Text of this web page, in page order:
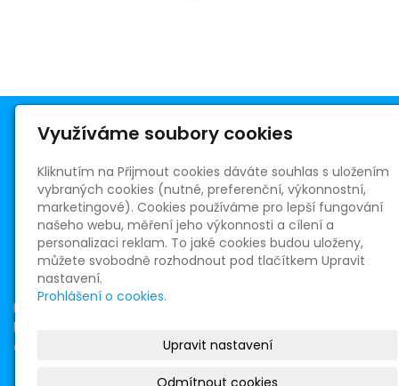
Římskokatolická farnost Telnice
Masarykovo nám. 5
664 59 Telnice
R. D. ICLic. Oldřich Chocholáč, farář
+420 730 526 726
oldrich.chocholac@centrum.cz
IČ: 65266234
bank. spojení 150216392/0300
dat. schránka: 8isvakh
Copyright © 2025 Římskokatolická farnost Telnice u Brna
Využíváme soubory cookies
Kliknutím na Přijmout cookies dáváte souhlas s uložením
vybraných cookies (nutné, preferenční, výkonnostní,
marketingové). Cookies používáme pro lepší fungování
našeho webu, měření jeho výkonnosti a cílení a
personalizaci reklam. To jaké cookies budou uloženy,
můžete svobodně rozhodnout pod tlačítkem Upravit
nastavení.
Prohlášení o cookies.
Upravit nastavení
Odmítnout cookies